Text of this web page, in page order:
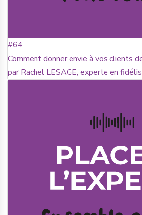
#64
Comment donner envie à vos clients
par Rachel LESAGE, experte en